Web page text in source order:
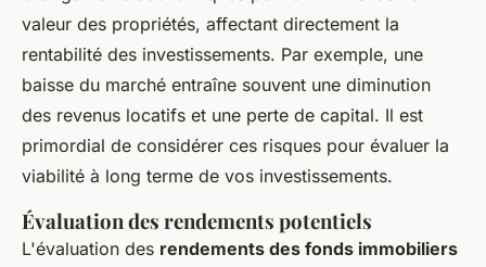
valeur des propriétés, affectant directement la
rentabilité des investissements. Par exemple, une
baisse du marché entraîne souvent une diminution
des revenus locatifs et une perte de capital. Il est
primordial de considérer ces risques pour évaluer la
viabilité à long terme de vos investissements.
Évaluation des rendements potentiels
L'évaluation des rendements des fonds immobiliers